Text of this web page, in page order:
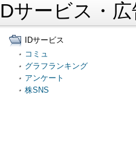
サービス・
IDサービス
コミュ
グラフランキング
アンケート
株SNS